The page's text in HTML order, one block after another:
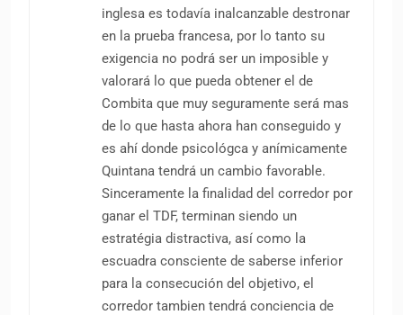
inglesa es todavía inalcanzable destronar
en la prueba francesa, por lo tanto su
exigencia no podrá ser un imposible y
valorará lo que pueda obtener el de
Combita que muy seguramente será mas
de lo que hasta ahora han conseguido y
es ahí donde psicológca y anímicamente
Quintana tendrá un cambio favorable.
Sinceramente la finalidad del corredor por
ganar el TDF, terminan siendo un
estratégia distractiva, así como la
escuadra consciente de saberse inferior
para la consecución del objetivo, el
corredor tambien tendrá conciencia de